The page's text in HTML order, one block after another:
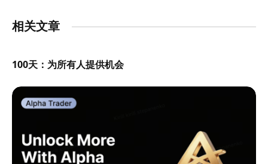
相关文章
100天：为所有人提供机会